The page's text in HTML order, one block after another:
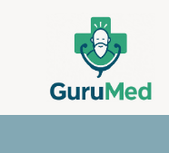
content